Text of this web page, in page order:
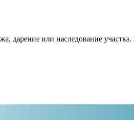
дарение или наследование